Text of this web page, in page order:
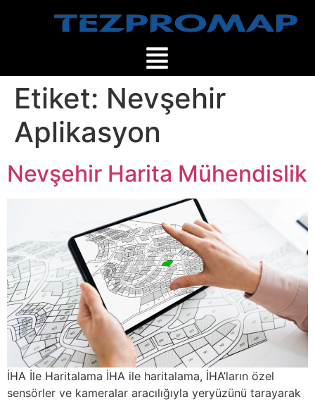
Etiket: Nevşehir
Aplikasyon
Nevşehir Harita Mühendislik
İHA İle Haritalama İHA ile haritalama, İHA’ların özel
sensörler ve kameralar aracılığıyla yeryüzünü tarayarak